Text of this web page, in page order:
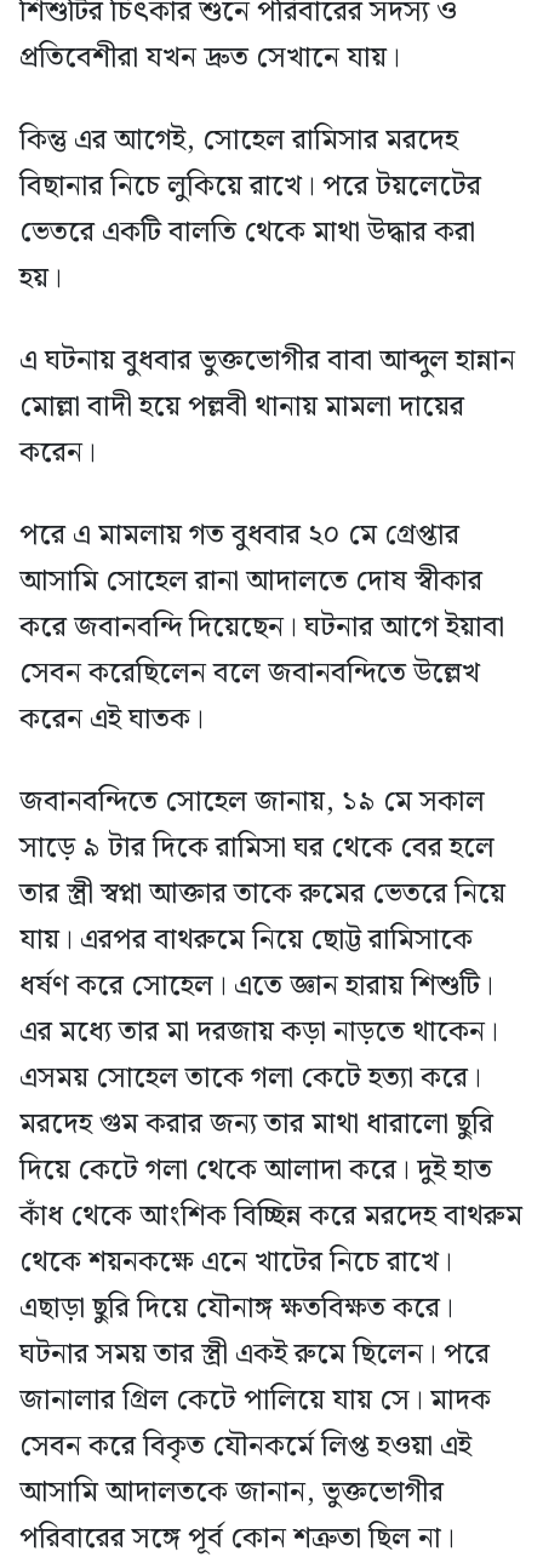
শিশুটির চিৎকার শুনে পরিবারের সদস্য ও
প্রতিবেশীরা যখন দ্রুত সেখানে যায়।
কিন্তু এর আগেই, সোহেল রামিসার মরদেহ
বিছানার নিচে লুকিয়ে রাখে। পরে টয়লেটের
ভেতরে একটি বালতি থেকে মাথা উদ্ধার করা
হয়।
এ ঘটনায় বুধবার ভুক্তভোগীর বাবা আব্দুল হান্নান
মোল্লা বাদী হয়ে পল্লবী থানায় মামলা দায়ের
করেন।
পরে এ মামলায় গত বুধবার ২০ মে গ্রেপ্তার
আসামি সোহেল রানা আদালতে দোষ স্বীকার
করে জবানবন্দি দিয়েছেন। ঘটনার আগে ইয়াবা
সেবন করেছিলেন বলে জবানবন্দিতে উল্লেখ
করেন এই ঘাতক।
জবানবন্দিতে সোহেল জানায়, ১৯ মে সকাল
সাড়ে ৯ টার দিকে রামিসা ঘর থেকে বের হলে
তার স্ত্রী স্বপ্না আক্তার তাকে রুমের ভেতরে নিয়ে
যায়। এরপর বাথরুমে নিয়ে ছোট্ট রামিসাকে
ধর্ষণ করে সোহেল। এতে জ্ঞান হারায় শিশুটি।
এর মধ্যে তার মা দরজায় কড়া নাড়তে থাকেন।
এসময় সোহেল তাকে গলা কেটে হত্যা করে।
মরদেহ গুম করার জন্য তার মাথা ধারালো ছুরি
দিয়ে কেটে গলা থেকে আলাদা করে। দুই হাত
কাঁধ থেকে আংশিক বিচ্ছিন্ন করে মরদেহ বাথরুম
থেকে শয়নকক্ষে এনে খাটের নিচে রাখে।
এছাড়া ছুরি দিয়ে যৌনাঙ্গ ক্ষতবিক্ষত করে।
ঘটনার সময় তার স্ত্রী একই রুমে ছিলেন। পরে
জানালার গ্রিল কেটে পালিয়ে যায় সে। মাদক
সেবন করে বিকৃত যৌনকর্মে লিপ্ত হওয়া এই
আসামি আদালতকে জানান, ভুক্তভোগীর
পরিবারের সঙ্গে পূর্ব কোন শত্রুতা ছিল না।